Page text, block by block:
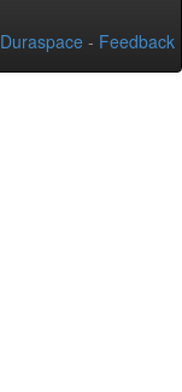
Duraspace - Feedback